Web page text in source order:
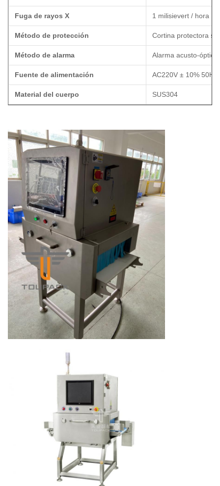
Fuga de rayos X 1 milisievert / hora
Método de protección Cortina protectora
Método de alarma Alarma acusto-óptica
Fuente de alimentación AC220V ± 10% 50Hz
Material del cuerpo SUS304